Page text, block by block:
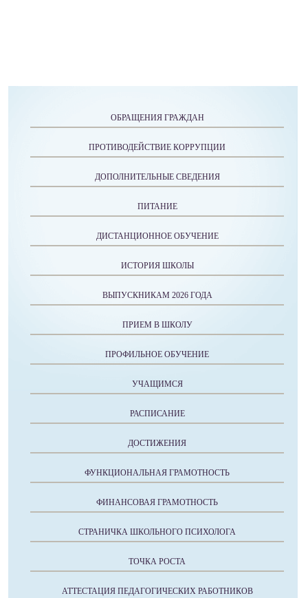
ОБРАЩЕНИЯ ГРАЖДАН
ПРОТИВОДЕЙСТВИЕ КОРРУПЦИИ
ДОПОЛНИТЕЛЬНЫЕ СВЕДЕНИЯ
ПИТАНИЕ
ДИСТАНЦИОННОЕ ОБУЧЕНИЕ
ИСТОРИЯ ШКОЛЫ
ВЫПУСКНИКАМ 2026 ГОДА
ПРИЕМ В ШКОЛУ
ПРОФИЛЬНОЕ ОБУЧЕНИЕ
УЧАЩИМСЯ
РАСПИСАНИЕ
ДОСТИЖЕНИЯ
ФУНКЦИОНАЛЬНАЯ ГРАМОТНОСТЬ
ФИНАНСОВАЯ ГРАМОТНОСТЬ
СТРАНИЧКА ШКОЛЬНОГО ПСИХОЛОГА
ТОЧКА РОСТА
АТТЕСТАЦИЯ ПЕДАГОГИЧЕСКИХ РАБОТНИКОВ